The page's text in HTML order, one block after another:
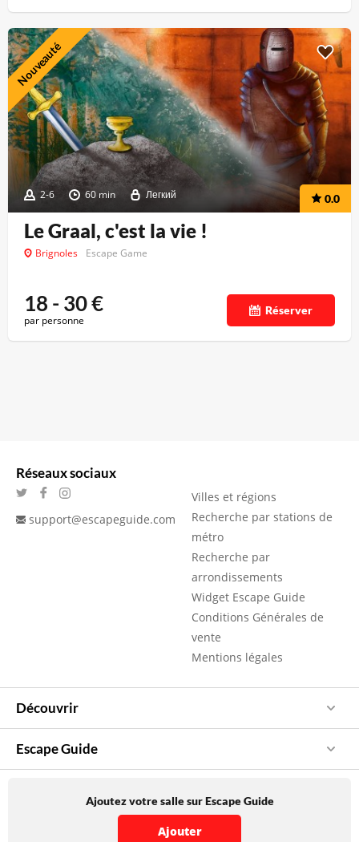
2-6 60 min Легкий 0.0
Nouveauté
Le Graal, c'est la vie !
Brignoles Escape Game
18 - 30€
par personne
Réserver
Réseaux sociaux
support@escapeguide.com
Villes et régions
Recherche par stations de
métro
Recherche par
arrondissements
Widget Escape Guide
Conditions Générales de
vente
Mentions légales
Découvrir
Escape Guide
Ajoutez votre salle sur Escape Guide
Ajouter